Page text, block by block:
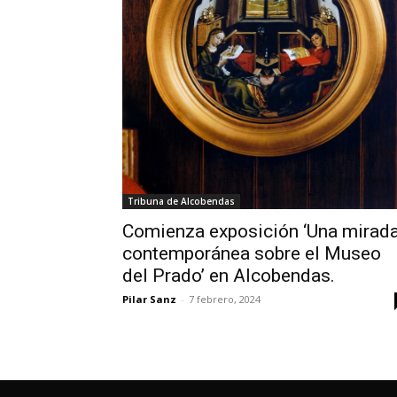
Tribuna de Alcobendas
Comienza exposición ‘Una
contemporánea sobre el Museo
del Prado’ en Alcobendas.
Pilar Sanz - 7 febrero, 2024